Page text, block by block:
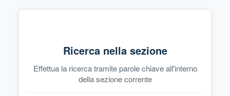
Ricerca nella sezione
Effettua la ricerca tramite parole chiave all'interno
della sezione corrente